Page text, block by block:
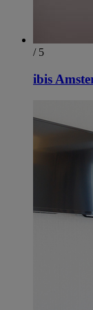
/ 5
ibis